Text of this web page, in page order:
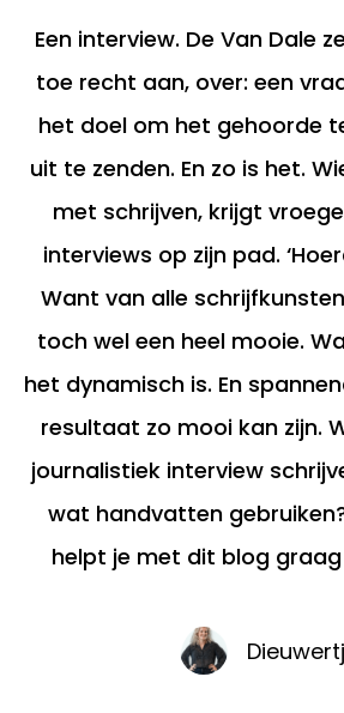
Een interview. De Van Dale
toe recht aan, over: een
het doel om het gehoorde
uit te zenden. En zo is het.
met schrijven, krijgt
interviews op zijn pad.
Want van alle
toch wel een heel mooie.
het dynamisch is. En
resultaat zo mooi kan zijn.
journalistiek interview
wat handvatten
helpt je met dit blog